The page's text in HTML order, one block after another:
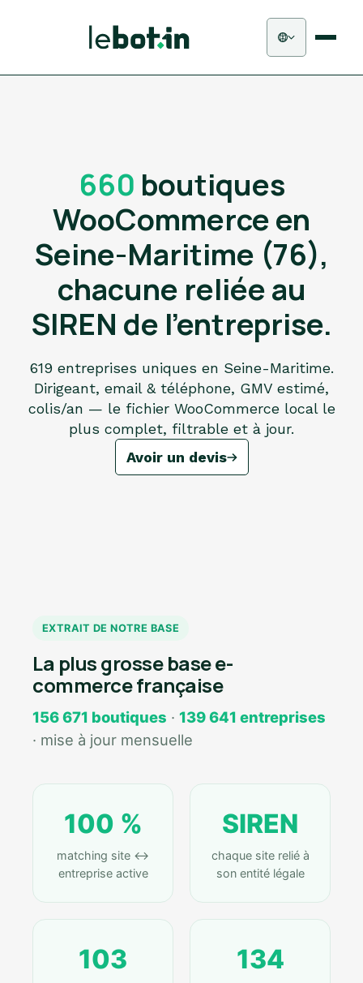
660 boutiques
WooCommerce en
Seine-Maritime (76),
chacune reliée au
SIREN de l'entreprise.
619 entreprises uniques en Seine-Maritime.
Dirigeant, email & téléphone, GMV estimé,
colis/an — le fichier WooCommerce local le
plus complet, filtrable et à jour.
Avoir un devis
EXTRAIT DE NOTRE BASE
La plus grosse base e-
commerce française
156 671 boutiques · 139 641 entreprises
· mise à jour mensuelle
100 %
matching site ↔
entreprise active
SIREN
chaque site relié à
son entité légale
103 134